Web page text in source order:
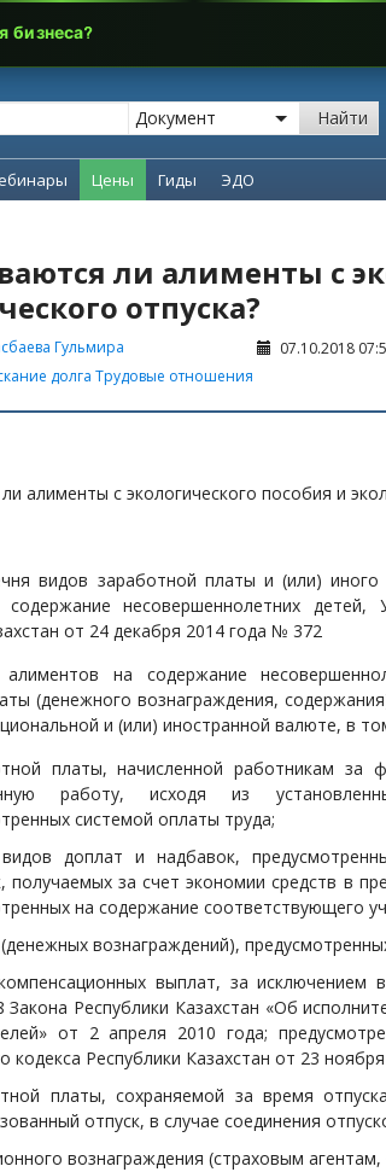
Найти
Цены Гиды ЭДО
ли алименты с
отпуска?
Гульмира 07.10.2018
долга Трудовые отношения
алименты с экологического пособия и
видов заработной платы и (или)
несовершеннолетних детей,
от 24 декабря 2014 года № 372
на содержание
(денежного вознаграждения,
и (или) иностранной валюте, в
платы, начисленной работникам за
работу, исходя из
системой оплаты труда;
доплат и надбавок,
получаемых за счет экономии средств в
на содержание соответствующего
вознаграждений),
выплат, за исключением
Закона Республики Казахстан «Об
от 2 апреля 2010 года;
кодекса Республики Казахстан от 23
платы, сохраняемой за время
отпуск, в случае соединения
вознаграждения (страховым
бизнеса?